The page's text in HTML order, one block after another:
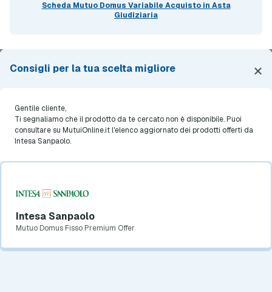
Scheda Mutuo Domus Variabile Acquisto in Asta
Giudiziaria
Consigli per la tua scelta migliore ×
Gentile cliente,
Ti segnaliamo che il prodotto da te cercato non è disponibile. Puoi
consultare su MutuiOnline.it l'elenco aggiornato dei prodotti offerti da
Intesa Sanpaolo.
Intesa Sanpaolo
Mutuo Domus Fisso Premium Offer
Iscrizione Elenco Mediatori Creditizi presso OAM n. M17 - Iscrizione RUI
sez. E n. E000301791 presso IVASS
P. IVA 13102450155 - Copyright 2000-2026
Seguici Su
La società
Chi è MutuiOnline.it
Il servizio